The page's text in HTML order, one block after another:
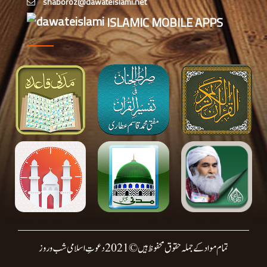
حیدرآباد میں شعبہ معاونت برائے
اسلامی بہنیں کا مدنی مشورہ
شعبہ معاونت برائے اسلامی بہنیں کا
مدنی مشورہ، دینی کاموں کے فروغ کے
لیے اہداف
ISLAMIC MOBILE APPS
تمام مواد کے جملہ حقوق محفوظ ہیں © 2021 دعوتِ اسلامی شب وروز